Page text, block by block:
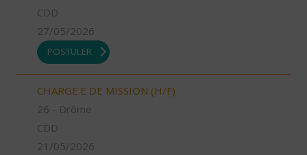
CDD
27/05/2026
POSTULER
CHARGE.E DE MISSION (H/F)
26 - Drôme
CDD
21/05/2026